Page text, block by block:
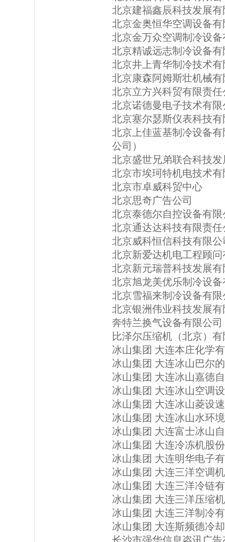
北京建福鑫辰科技发展有
北京金奥恒华空调设备有
北京金万众空调制冷设
北京精诚远志制冷设备有
北京井上青华制冷技术有
北京康森阿姆斯壮机械有
北京立方兴科贸有限责任
北京诺德曼电子技术有限
北京塞尔瑟斯仪表科技有
北京上佳蓝基制冷设备
公司）
北京盛世兄弟联合科技
北京市埃珂特机电技术有
北京市卓威科贸中心
北京思奇广告公司
北京泰德尔自控设备有限
北京通达达科技有限责任
北京威科恒信科技有限公
北京新爱达机电工程顾
北京新元瑞普科技发展有
北京旭龙美优乐制冷设
北京雪福来制冷设备有限
北京银洲伟业科技发展有
奔特兰换气设备有限公司
比泽尔压缩机（北京）
冰山集团 大连本庄化学
冰山集团 大连冰山巴尔
冰山集团 大连冰山嘉德
冰山集团 大连冰山空调
冰山集团 大连冰山菱设
冰山集团 大连冰山水环
冰山集团 大连富士冰山
冰山集团 大连冷冻机股
冰山集团 大连明华电子
冰山集团 大连三洋空调
冰山集团 大连三洋冷链
冰山集团 大连三洋压缩
冰山集团 大连三洋制冷
冰山集团 大连斯频德冷